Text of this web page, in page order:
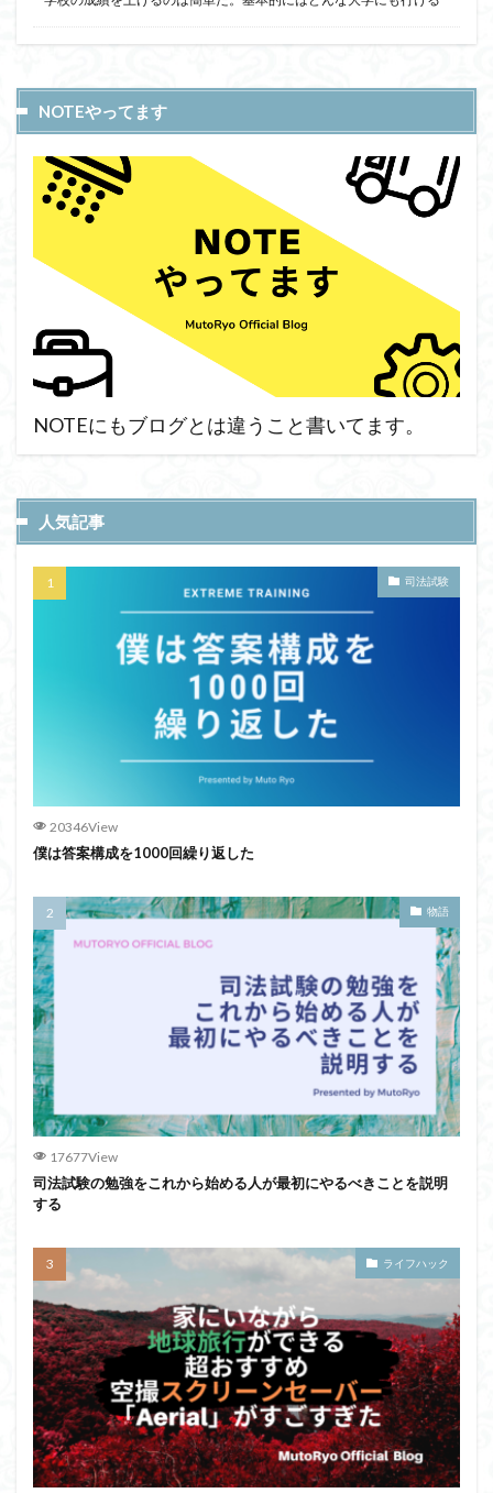
NOTEやってます
NOTEにもブログとは違うこと書いてます。
人気記事
司法試験
20346View
僕は答案構成を1000回繰り返した
物語
17677View
司法試験の勉強をこれから始める人が最初にやるべきことを説明
する
ライフハック